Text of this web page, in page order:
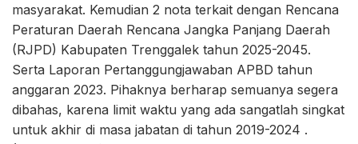
masyarakat. Kemudian 2 nota terkait dengan Rencana
Peraturan Daerah Rencana Jangka Panjang Daerah
(RJPD) Kabupaten Trenggalek tahun 2025-2045.
Serta Laporan Pertanggungjawaban APBD tahun
anggaran 2023. Pihaknya berharap semuanya segera
dibahas, karena limit waktu yang ada sangatlah singkat
untuk akhir di masa jabatan di tahun 2019-2024 .